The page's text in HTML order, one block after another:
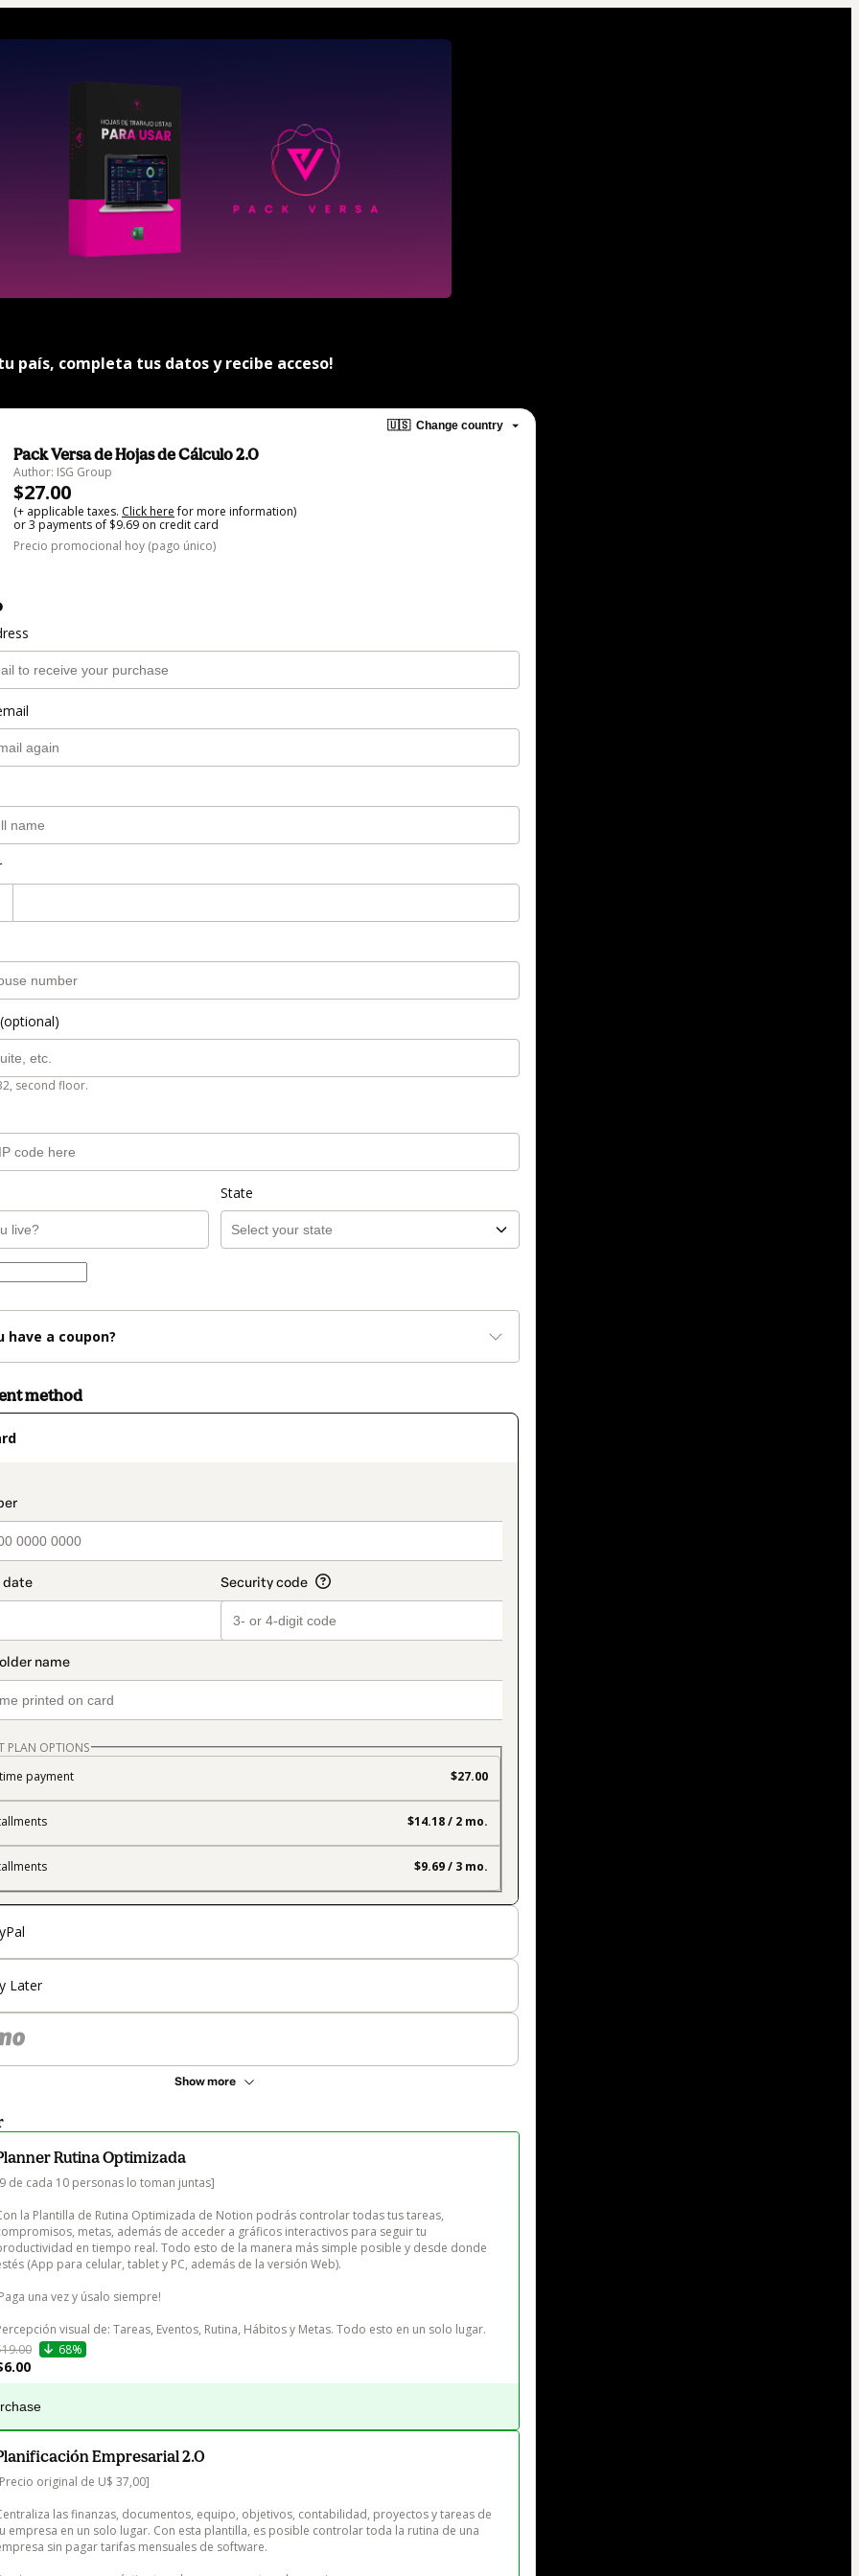
país, completa tus datos y recibe acceso!
🇺🇸 Change country
Pack Versa de Hojas de Cálculo 2.0
Author: ISG Group
$27.00
(+ applicable taxes. Click herefor more information)
or 3 payments of $9.69 on credit card
Precio promocional hoy (pago único)
second floor.
State
have a coupon?
method
PLAN OPTIONS
payment
$27.00
$14.18 / 2 mo.
$9.69 / 3 mo.
Later
Show more
Rutina Optimizada
de cada 10 personas lo toman juntas]
la Plantilla de Rutina Optimizada de Notion podrás controlar todas tus tareas,
metas, además de acceder a gráficos interactivos para seguir tu
en tiempo real. Todo esto de la manera más simple posible y desde donde
(App para celular, tablet y PC, además de la versión Web).
una vez y úsalo siempre!
visual de: Tareas, Eventos, Rutina, Hábitos y Metas. Todo esto en un solo lugar.
68%
Empresarial 2.0
original de U$ 37,00]
las finanzas, documentos, equipo, objetivos, contabilidad, proyectos y tareas de
empresa en un solo lugar. Con esta plantilla, es posible controlar toda la rutina de una
sin pagar tarifas mensuales de software.